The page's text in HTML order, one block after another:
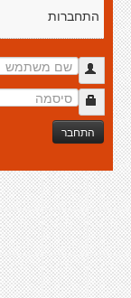
התחברות
התחבר